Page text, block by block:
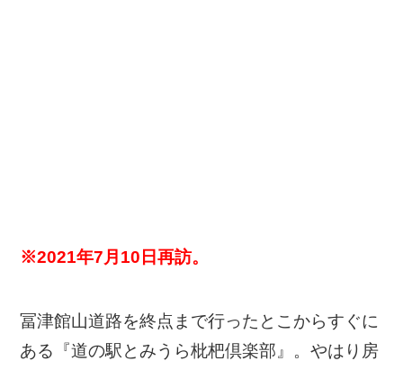
※2021年7月10日再訪。
冨津館山道路を終点まで行ったとこからすぐに
ある『道の駅とみうら枇杷倶楽部』。やはり房